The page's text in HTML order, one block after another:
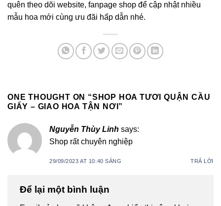
quên theo dõi website, fanpage shop để cập nhật nhiều
mẫu hoa mới cùng ưu đãi hấp dẫn nhé.
ONE THOUGHT ON “SHOP HOA TƯƠI QUẬN CẦU
GIẤY – GIAO HOA TẬN NƠI ”
Nguyễn Thùy Linh says:
Shop rất chuyên nghiệp
29/09/2023 AT 10:40 SÁNG TRẢ LỜI
Để lại một bình luận